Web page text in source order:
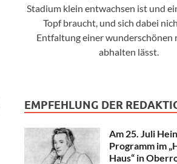
Stadium klein entwachsen ist und
Topf braucht, und sich dabei
Entfaltung einer wunderschönen
abhalten lässt.
EMPFEHLUNG DER
Am 25. Juli
Programm im
Haus“ in